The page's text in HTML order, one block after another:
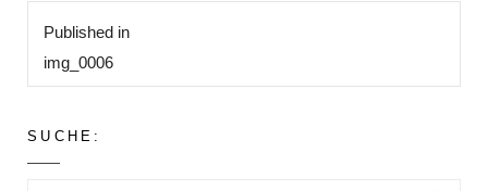
Beitragsnavigation
Published in
img_0006
SUCHE: